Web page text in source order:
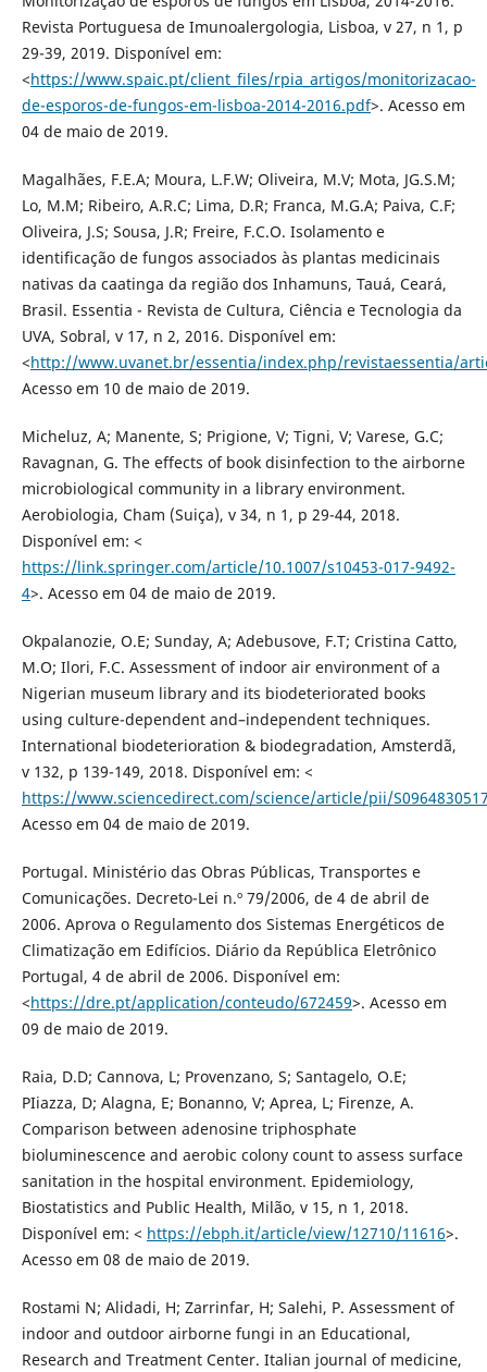
Revista Portuguesa de Imunoalergologia, Lisboa, v 27, n 1, p
29-39, 2019. Disponível em:
<https://www.spaic.pt/client_files/rpia_artigos/monitorizacao-
de-esporos-de-fungos-em-lisboa-2014-2016.pdf>. Acesso em
04 de maio de 2019.
Magalhães, F.E.A; Moura, L.F.W; Oliveira, M.V; Mota, JG.S.M;
Lo, M.M; Ribeiro, A.R.C; Lima, D.R; Franca, M.G.A; Paiva, C.F;
Oliveira, J.S; Sousa, J.R; Freire, F.C.O. Isolamento e
identificação de fungos associados às plantas medicinais
nativas da caatinga da região dos Inhamuns, Tauá, Ceará,
Brasil. Essentia - Revista de Cultura, Ciência e Tecnologia da
UVA, Sobral, v 17, n 2, 2016. Disponível em:
<http://www.uvanet.br/essentia/index.php/revistaessentia/
Acesso em 10 de maio de 2019.
Micheluz, A; Manente, S; Prigione, V; Tigni, V; Varese, G.C;
Ravagnan, G. The effects of book disinfection to the airborne
microbiological community in a library environment.
Aerobiologia, Cham (Suiça), v 34, n 1, p 29-44, 2018.
Disponível em: <
https://link.springer.com/article/10.1007/s10453-017-9492-
4>. Acesso em 04 de maio de 2019.
Okpalanozie, O.E; Sunday, A; Adebusove, F.T; Cristina Catto,
M.O; Ilori, F.C. Assessment of indoor air environment of a
Nigerian museum library and its biodeteriorated books
using culture-dependent and–independent techniques.
International biodeterioration & biodegradation, Amsterdã,
v 132, p 139-149, 2018. Disponível em: <
https://www.sciencedirect.com/science/article/pii/
Acesso em 04 de maio de 2019.
Portugal. Ministério das Obras Públicas, Transportes e
Comunicações. Decreto-Lei n.º 79/2006, de 4 de abril de
2006. Aprova o Regulamento dos Sistemas Energéticos de
Climatização em Edifícios. Diário da República Eletrônico
Portugal, 4 de abril de 2006. Disponível em:
<https://dre.pt/application/conteudo/672459>. Acesso em
09 de maio de 2019.
Raia, D.D; Cannova, L; Provenzano, S; Santagelo, O.E;
PIiazza, D; Alagna, E; Bonanno, V; Aprea, L; Firenze, A.
Comparison between adenosine triphosphate
bioluminescence and aerobic colony count to assess surface
sanitation in the hospital environment. Epidemiology,
Biostatistics and Public Health, Milão, v 15, n 1, 2018.
Disponível em: < https://ebph.it/article/view/12710/11616>.
Acesso em 08 de maio de 2019.
Rostami N; Alidadi, H; Zarrinfar, H; Salehi, P. Assessment of
indoor and outdoor airborne fungi in an Educational,
Research and Treatment Center. Italian journal of medicine,